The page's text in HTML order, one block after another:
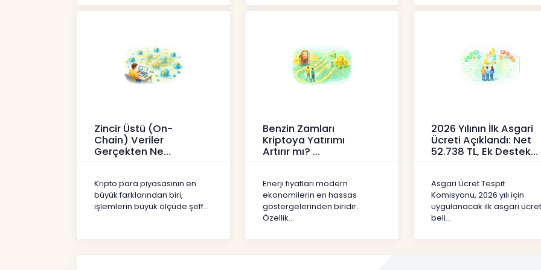
Zincir Üstü (On-
Chain) Veriler
Gerçekten Ne
Kripto para piyasasının en
büyük farklarından biri,
işlemlerin büyük ölçüde şeff...
Benzin Zamları
Kriptoya Yatırımı
Artırır mı?
Enerji fiyatları modern
ekonomilerin en hassas
göstergelerinden biridir.
Özellik...
2026 Yılının İlk Asgari
Ücreti Açıklandı: Net
52.738 TL, Ek Destek
Asgari Ücret Tespit
Komisyonu, 2026 yılı için
uygulanacak ilk asgari
beli...